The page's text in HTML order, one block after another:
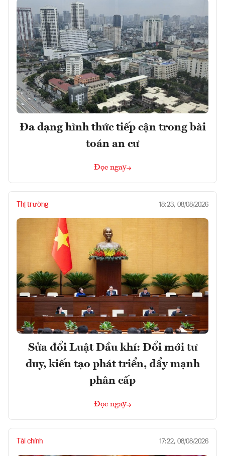
Đa dạng hình thức tiếp cận trong bài
toán an cư
Đọc ngay
Thị trường 18:23, 08/08/2026
Sửa đổi Luật Dầu khí: Đổi mới tư
duy, kiến tạo phát triển, đẩy mạnh
phân cấp
Đọc ngay
Tài chính 17:22, 08/08/2026